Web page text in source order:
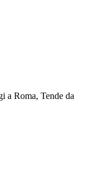
a Roma, Tende da